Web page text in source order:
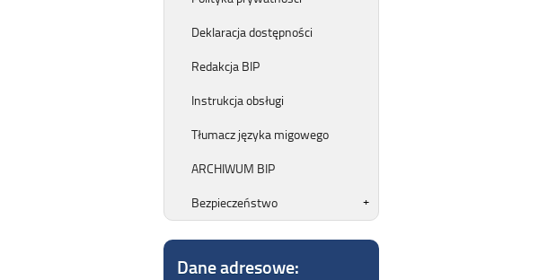
Deklaracja dostępności
Redakcja BIP
Instrukcja obsługi
Tłumacz języka migowego
ARCHIWUM BIP
Bezpieczeństwo
Dane adresowe: